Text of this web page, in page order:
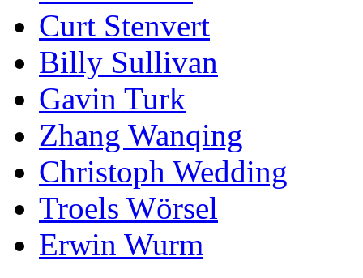
Curt Stenvert
Billy Sullivan
Gavin Turk
Zhang Wanqing
Christoph Wedding
Troels Wörsel
Erwin Wurm